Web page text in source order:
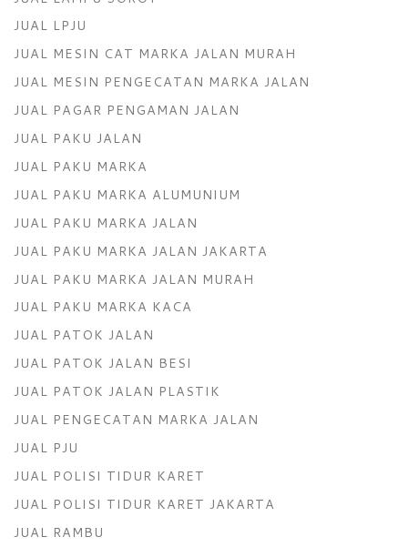
JUAL LPJU
JUAL MESIN CAT MARKA JALAN MURAH
JUAL MESIN PENGECATAN MARKA JALAN
JUAL PAGAR PENGAMAN JALAN
JUAL PAKU JALAN
JUAL PAKU MARKA
JUAL PAKU MARKA ALUMUNIUM
JUAL PAKU MARKA JALAN
JUAL PAKU MARKA JALAN JAKARTA
JUAL PAKU MARKA JALAN MURAH
JUAL PAKU MARKA KACA
JUAL PATOK JALAN
JUAL PATOK JALAN BESI
JUAL PATOK JALAN PLASTIK
JUAL PENGECATAN MARKA JALAN
JUAL PJU
JUAL POLISI TIDUR KARET
JUAL POLISI TIDUR KARET JAKARTA
JUAL RAMBU